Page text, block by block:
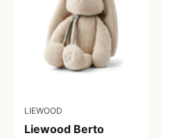
LIEWOOD
Liewood Berto